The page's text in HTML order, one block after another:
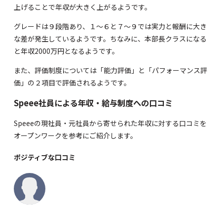
上げることで年収が大きく上がるようです。
グレードは９段階あり、１～６と７～９では実力と報酬に大き
な差が発生しているようです。ちなみに、本部長クラスになる
と年収2000万円となるようです。
また、評価制度については「能力評価」と「パフォーマンス評
価」の２項目で評価されるようです。
Speee社員による年収・給与制度への口コミ
Speeeの現社員・元社員から寄せられた年収に対する口コミを
オープンワークを参考にご紹介します。
ポジティブな口コミ